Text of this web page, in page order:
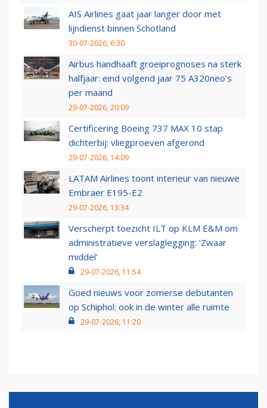
AIS Airlines gaat jaar langer door met
lijndienst binnen Schotland
30-07-2026, 6:30
Airbus handhaaft groeiprognoses na sterk
halfjaar: eind volgend jaar 75 A320neo’s
per maand
29-07-2026, 20:09
Certificering Boeing 737 MAX 10 stap
dichterbij: vliegproeven afgerond
29-07-2026, 14:09
LATAM Airlines toont interieur van nieuwe
Embraer E195-E2
29-07-2026, 13:34
Verscherpt toezicht ILT op KLM E&M om
administratieve verslaglegging: ‘Zwaar
middel’
29-07-2026, 11:54
Goed nieuws voor zomerse debutanten
op Schiphol: ook in de winter alle ruimte
29-07-2026, 11:20